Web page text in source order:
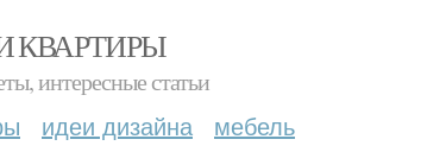
КВАРТИРЫ
интересные статьи
идеи дизайна мебель